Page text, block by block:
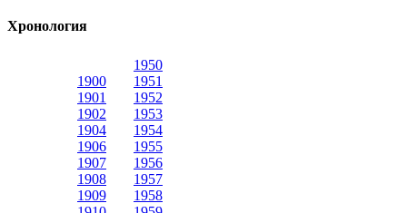
Хронология
1900
1901
1902
1904
1906
1907
1908
1909
1950
1951
1952
1953
1954
1955
1956
1957
1958